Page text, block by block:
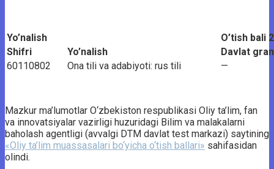
Yo’nalish
O’tish bali
Shifri
Yo’nalish
Davlat
60110802
Ona tili va adabiyoti: rus tili —
Mazkur ma’lumotlar O‘zbekiston respublikasi Oliy ta’lim, fan
va innovatsiyalar vazirligi huzuridagi Bilim va malakalarni
baholash agentligi (avvalgi DTM davlat test markazi) saytining
«Oliy ta’lim muassasalari bo‘yicha o‘tish ballari» sahifasidan
olindi.